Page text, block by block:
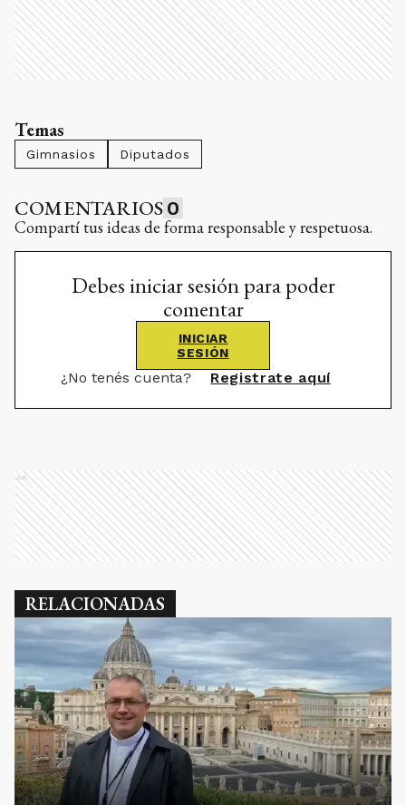
Temas
Gimnasios Diputados
COMENTARIOS 0
Compartí tus ideas de forma responsable y respetuosa.
Debes iniciar sesión para poder
comentar
INICIAR
SESIÓN
¿No tenés cuenta? Registrate aquí
Ads
RELACIONADAS